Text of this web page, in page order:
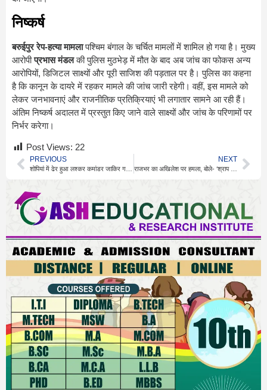
निष्कर्ष
बरुईपुर रेप-हत्या मामलापश्चिम बंगाल के चर्चित मामलों में शामिल हो गया है। मुख्य
आरोपीप्रभास मंडलकी पुलिस मुठभेड़ में मौत के बाद अब जांच का फोकस अन्य
आरोपियों, डिजिटल साक्ष्यों और पूरी साजिश की पड़ताल पर है। पुलिस का कहना
है कि कानून के दायरे में रहकर मामले की जांच जारी रहेगी। वहीं, इस मामले को
लेकर जनभावनाएं और राजनीतिक प्रतिक्रियाएं भी लगातार सामने आ रही हैं।
अंतिम निष्कर्ष अदालत में प्रस्तुत किए जाने वाले साक्ष्यों और जांच के परिणामों पर
निर्भर करेगा।
Post Views: 22
PREVIOUS NEXT